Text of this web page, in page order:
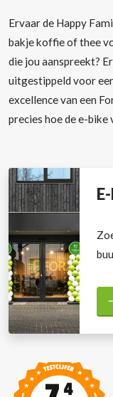
Ervaar de Happy
bakje koffie of thee
die jou aanspreekt?
uitgestippeld voor
excellence van een
precies hoe de e-